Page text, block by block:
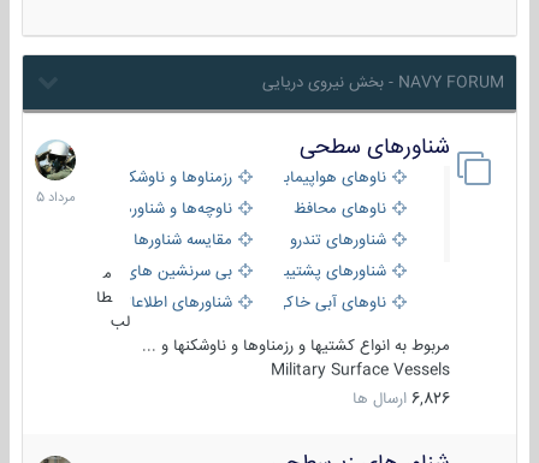
NAVY FORUM - بخش نیروی دریایی
شناورهای سطحی
ناوهای هواپیمابر و بالگرد بررزمناوها و ناوشکن‌ها
ناوهای محافظ
ناوچه‌ها و شناورهای گشتی
شناورهای تندرو
مقایسه شناورها
شناورهای پشتیبانی
بی سرنشین های دریایی
ناوهای آبی خاکی و نیروبرشناورهای اطلاعاتی و جاسوسی
طا
لب
مربوط به انواع کشتیها و رزمناوها و ناوشکنها و ...
Military Surface Vessels
6,826 ارسال ها
2
مرداد
1405